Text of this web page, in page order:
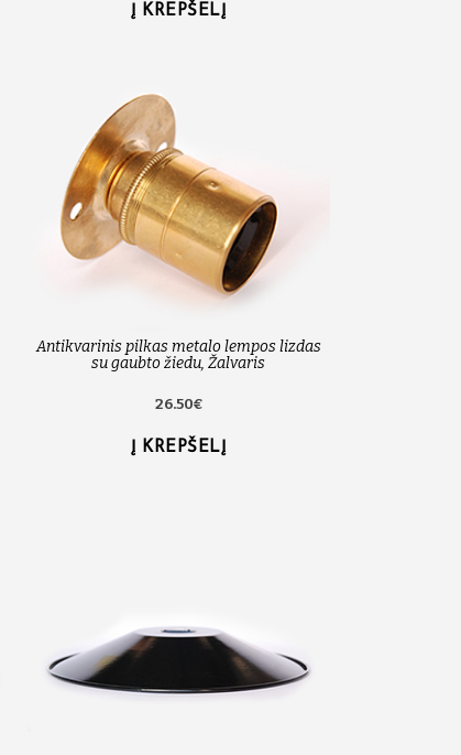
Į KREPŠELĮ
Antikvarinis pilkas metalo lempos lizdas
su gaubto žiedu, Žalvaris
26.50€
Į KREPŠELĮ